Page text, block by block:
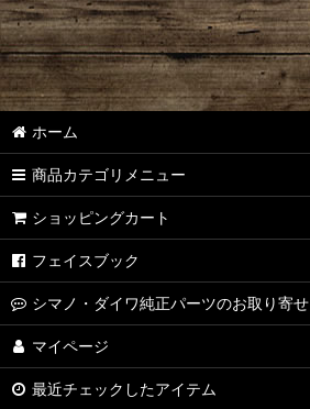
ホーム
商品カテゴリメニュー
ショッピングカート
フェイスブック
シマノ・ダイワ純正パーツのお取り寄せ
マイページ
最近チェックしたアイテム